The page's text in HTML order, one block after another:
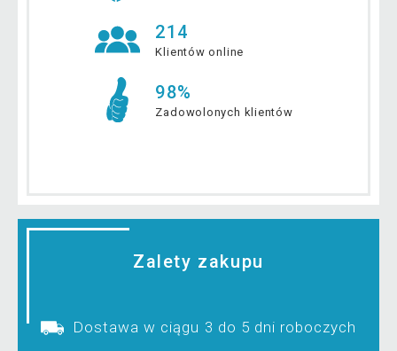
214
Klientów online
98%
Zadowolonych klientów
Zalety zakupu
Dostawa w ciągu 3 do 5 dni roboczych